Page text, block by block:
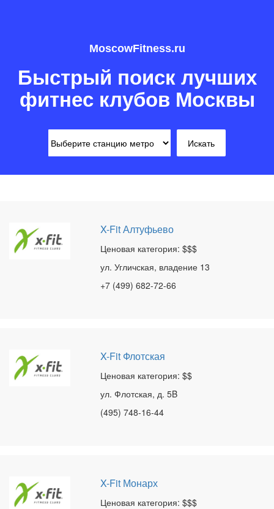
MoscowFitness.ru
Быстрый поиск лучших
фитнес клубов Москвы
X-Fit Алтуфьево
Ценовая категория: $$$
ул. Угличская, владение 13
+7 (499) 682-72-66
X-Fit Флотская
Ценовая категория: $$
ул. Флотская, д. 5B
(495) 748-16-44
X-Fit Монарх
Ценовая категория: $$$